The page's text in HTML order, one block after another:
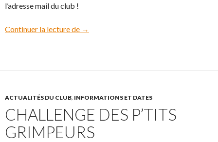
l’adresse mail du club !
Continuer la lecture de Coupe de la Mayenne des p’tits
→
ACTUALITÉS DU CLUB, INFORMATIONS ET DATES
CHALLENGE DES P’TITS
GRIMPEURS